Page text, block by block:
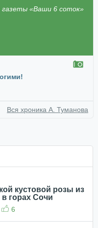
газеты «Ваши 6 соток»
Вся хроника А. Туманова
кустовой розы из
горах Сочи
6